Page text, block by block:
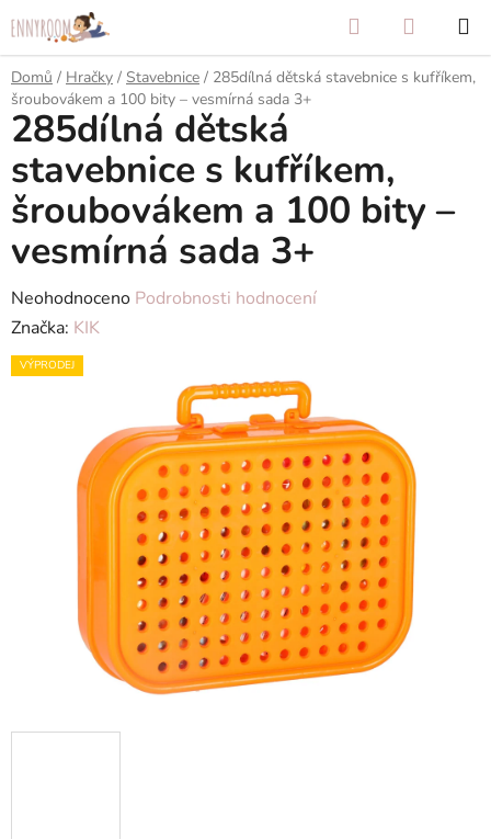
na
obsah
Hledat
KOŠÍK
Domů / Hračky / Stavebnice / 285dílná dětská stavebnice s kufříkem,
šroubovákem a 100 bity – vesmírná sada 3+
285dílná dětská
stavebnice s kufříkem,
šroubovákem a 100 bity –
vesmírná sada 3+
Průměrné
hodnocení
produktu
Neohodnoceno Podrobnosti hodnocení
Značka: KIK
VÝPRODEJ